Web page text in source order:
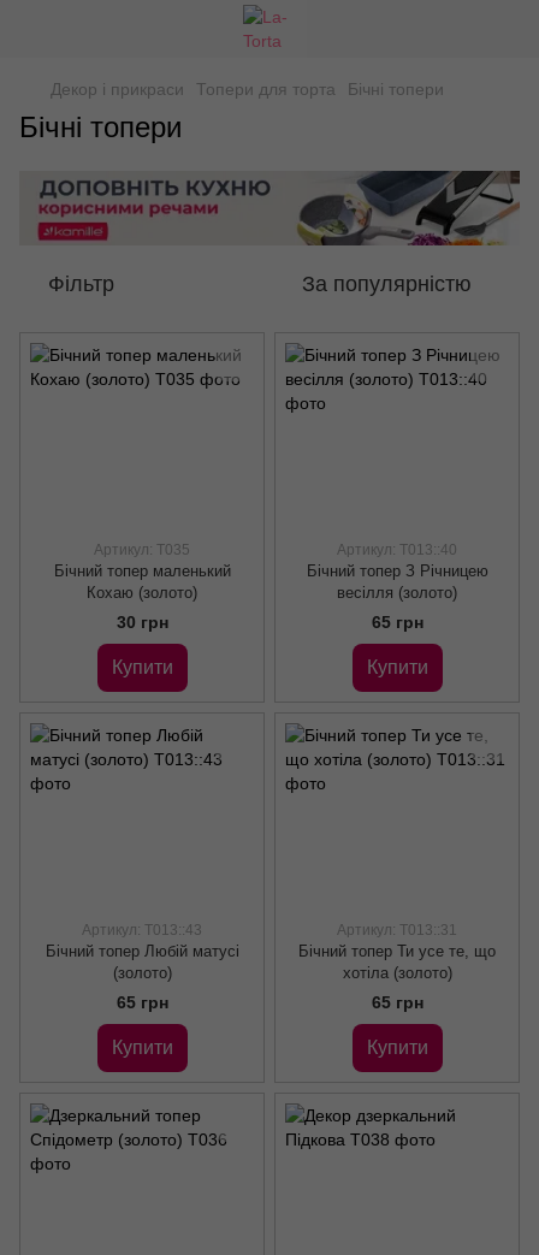
Декор і прикраси Топери для торта Бічні топери
Бічні топери
Фільтр За популярністю
Артикул: Т035
Бічний топер маленький
Кохаю (золото)
30 грн
Купити
Артикул: Т013::40
Бічний топер З Річницею
весілля (золото)
65 грн
Купити
Артикул: Т013::43
Бічний топер Любій матусі
(золото)
65 грн
Купити
Артикул: Т013::31
Бічний топер Ти усе те, що
хотіла (золото)
65 грн
Купити